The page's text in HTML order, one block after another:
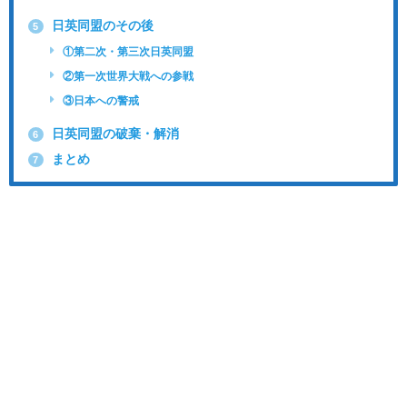
5 日英同盟のその後
①第二次・第三次日英同盟
②第一次世界大戦への参戦
③日本への警戒
6 日英同盟の破棄・解消
7 まとめ